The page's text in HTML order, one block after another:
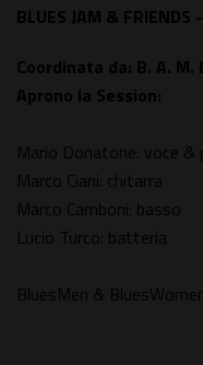
BLUES JAM &
Coordinata da: B. A. M.
Aprono la Session:
Mario Donatone: voce &
Marco Ciani: chitarra
Marco Camboni: basso
Lucio Turco: batteria
BluesMen &